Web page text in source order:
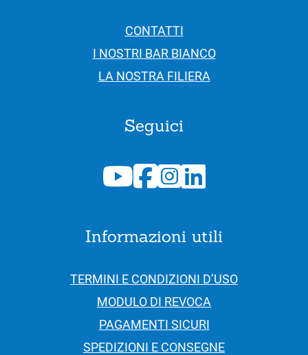
CONTATTI
I NOSTRI BAR BIANCO
LA NOSTRA FILIERA
Seguici
Informazioni utili
TERMINI E CONDIZIONI D’USO
MODULO DI REVOCA
PAGAMENTI SICURI
SPEDIZIONI E CONSEGNE